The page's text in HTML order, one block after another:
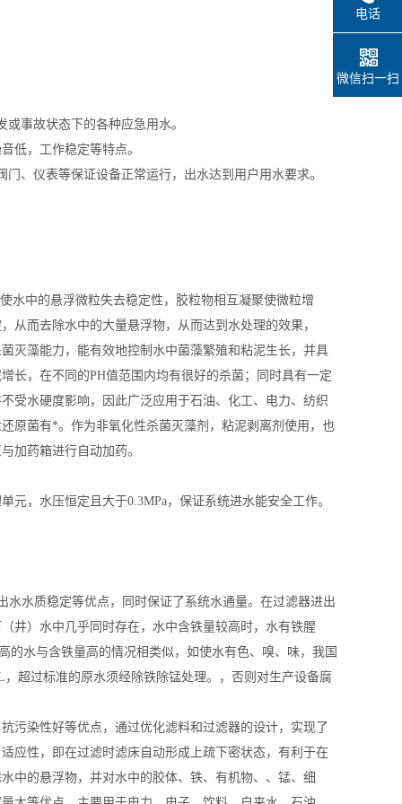
事故状态下的各种应急用水。
低，工作稳定等特点。
、仪表等保证设备正常运行，出水达到用户用水要求。
水中的悬浮微粒失去稳定性，胶粒物相互凝聚使微粒增
从而去除水中的大量悬浮物，从而达到水处理的效果，
灭藻能力，能有效地控制水中菌藻繁殖和粘泥生长，并具
长，在不同的PH值范围内均有很好的杀菌；同时具有一定
受水硬度影响，因此广泛应用于石油、化工、电力、纺织
原菌有*。作为非氧化性杀菌灭藻剂，粘泥剥离剂使用，也
加药箱进行自动加药。
，水压恒定且大于0.3MPa，保证系统进水能安全工作。
水质稳定等优点，同时保证了系统水通量。在过滤器进出
井）水中几乎同时存在，水中含铁量较高时，水有铁腥
的水与含铁量高的情况相类似，如使水有色、嗅、味，我国
，超过标准的原水须经除铁除锰处理。，否则对生产设备腐
污染性好等优点，通过优化滤料和过滤器的设计，实现了
应性，即在过滤时滤床自动形成上疏下密状态，有利于在
中的悬浮物，并对水中的胶体、铁、有机物、、锰、细
电话
微信扫一扫